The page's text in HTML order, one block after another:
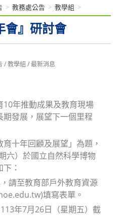
會』研討會
> 教務處公告 > 教學組 >
/教學組 /最新消息
年推動成果及教育現場
發展，展望下一個里程
十年回顧及展望」為題，
六）於國立自然科學博物
：
請至教育部戶外教育資源
填寫表單。
年7月26日（星期五）截